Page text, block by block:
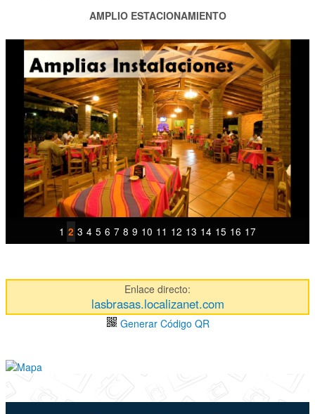
AMPLIO ESTACIONAMIENTO
1 2 3 4 5 6 7 8 9 10 11 12 13 14 15 16 17
Enlace directo:
lasbrasas.localizanet.com
Generar Código QR